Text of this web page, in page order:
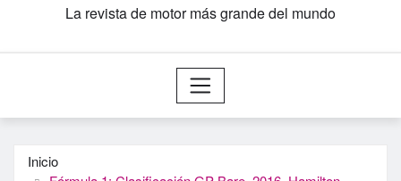
La revista de motor más grande del mundo
Inicio